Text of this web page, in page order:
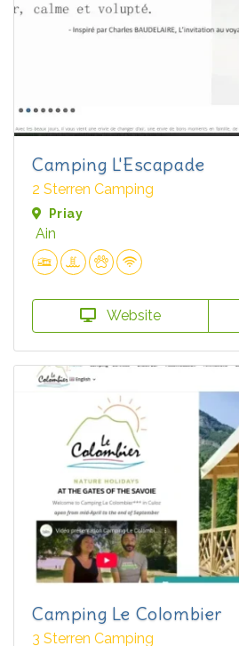
Camping L'Escapade
2 Sterren Camping
Priay
Ain
Website
Camping Le Colombier
3 Sterren Camping